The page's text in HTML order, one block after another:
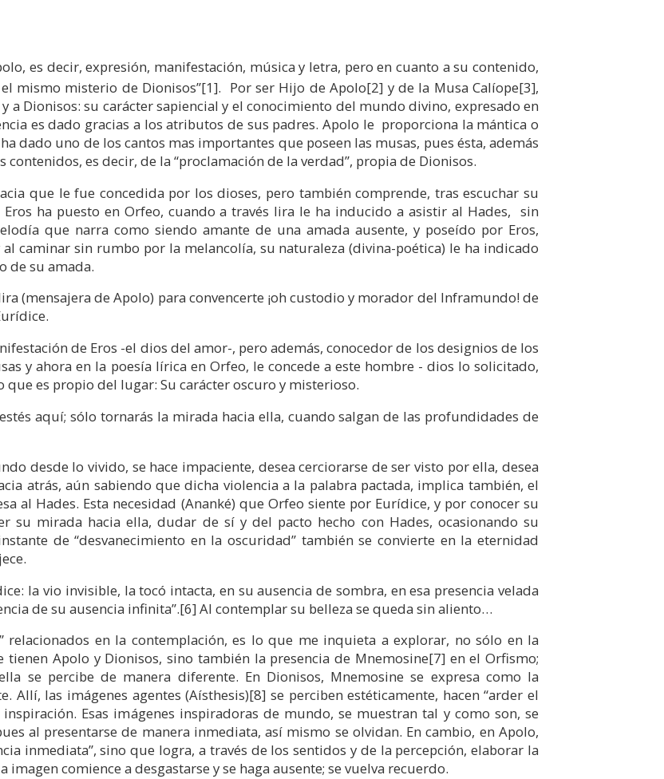
es decir, expresión, manifestación, música y letra, pero en cuanto a su contenido,
mismo misterio de Dionisos”[1]. Por ser Hijo de Apolo[2] y de la Musa Calíope[3],
a Dionisos: su carácter sapiencial y el conocimiento del mundo divino, expresado en
es dado gracias a los atributos de sus padres. Apolo le proporciona la mántica o
dado uno de los cantos mas importantes que poseen las musas, pues ésta, además
es decir, de la “proclamación de la verdad”, propia de Dionisos.
que le fue concedida por los dioses, pero también comprende, tras escuchar su
ha puesto en Orfeo, cuando a través lira le ha inducido a asistir al Hades, sin
que narra como siendo amante de una amada ausente, y poseído por Eros,
al caminar sin rumbo por la melancolía, su naturaleza (divina-poética) le ha indicado
de su amada.
(mensajera de Apolo) para convencerte ¡oh custodio y morador del Inframundo! de
de Eros -el dios del amor-, pero además, conocedor de los designios de los
y ahora en la poesía lírica en Orfeo, le concede a este hombre - dios lo solicitado,
que es propio del lugar: Su carácter oscuro y misterioso.
aquí; sólo tornarás la mirada hacia ella, cuando salgan de las profundidades de
desde lo vivido, se hace impaciente, desea cerciorarse de ser visto por ella, desea
atrás, aún sabiendo que dicha violencia a la palabra pactada, implica también, el
al Hades. Esta necesidad (Ananké) que Orfeo siente por Eurídice, y por conocer su
su mirada hacia ella, dudar de sí y del pacto hecho con Hades, ocasionando su
de “desvanecimiento en la oscuridad” también se convierte en la eternidad
la vio invisible, la tocó intacta, en su ausencia de sombra, en esa presencia velada
de su ausencia infinita”.[6] Al contemplar su belleza se queda sin aliento…
relacionados en la contemplación, es lo que me inquieta a explorar, no sólo en la
Apolo y Dionisos, sino también la presencia de Mnemosine[7] en el Orfismo;
se percibe de manera diferente. En Dionisos, Mnemosine se expresa como la
Allí, las imágenes agentes (Aísthesis)[8] se perciben estéticamente, hacen “arder el
Esas imágenes inspiradoras de mundo, se muestran tal y como son, se
al presentarse de manera inmediata, así mismo se olvidan. En cambio, en Apolo,
inmediata”, sino que logra, a través de los sentidos y de la percepción, elaborar la
comience a desgastarse y se haga ausente; se vuelva recuerdo.